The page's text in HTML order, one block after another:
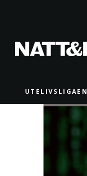
UTELIVSLIGAEN